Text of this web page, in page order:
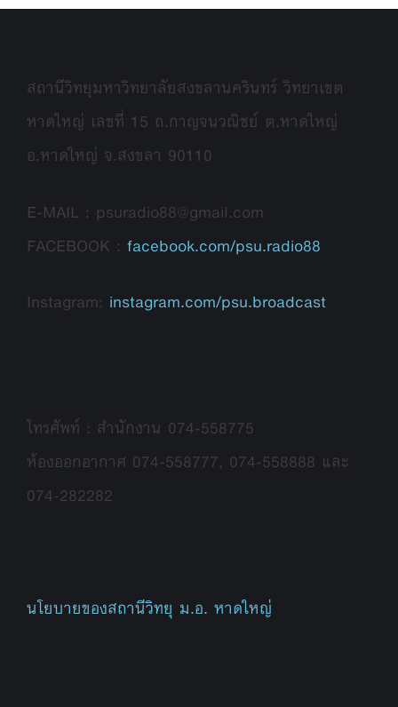
สถานีวิทยุมหาวิทยาลัยสงขลานครินทร์ วิทยาเขต
หาดใหญ่ เลขที่ 15 ถ.กาญจนวณิชย์ ต.หาดใหญ่
อ.หาดใหญ่ จ.สงขลา 90110
E-MAIL : psuradio88@gmail.com
FACEBOOK : facebook.com/psu.radio88
Instagram: instagram.com/psu.broadcast
โทรศัพท์ : สำนักงาน 074-558775
ห้องออกอากาศ 074-558777, 074-558888 และ
074-282282
นโยบายของสถานีวิทยุ ม.อ. หาดใหญ่